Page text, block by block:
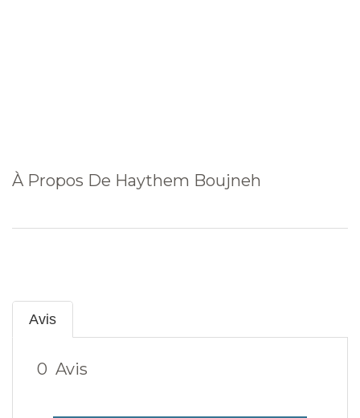
À Propos De Haythem Boujneh
Avis
0 Avis